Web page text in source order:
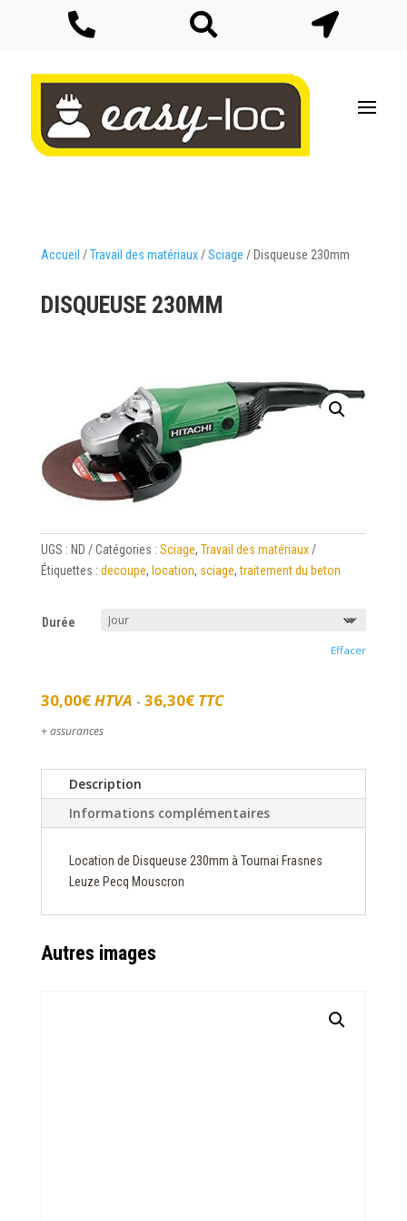
  
Accueil /Travail des matériaux/Sciage / Disqueuse 230mm
DISQUEUSE 230MM
UGS : ND Catégories : Sciage, Travail des matériaux
Étiquettes : decoupe, location, sciage,traitement du beton
Durée
Effacer
30,00€HTVA - 36,30€ TTC
+ assurances
Description
Informations complémentaires
Location de Disqueuse 230mm à Tournai Frasnes
Leuze Pecq Mouscron
Autres images